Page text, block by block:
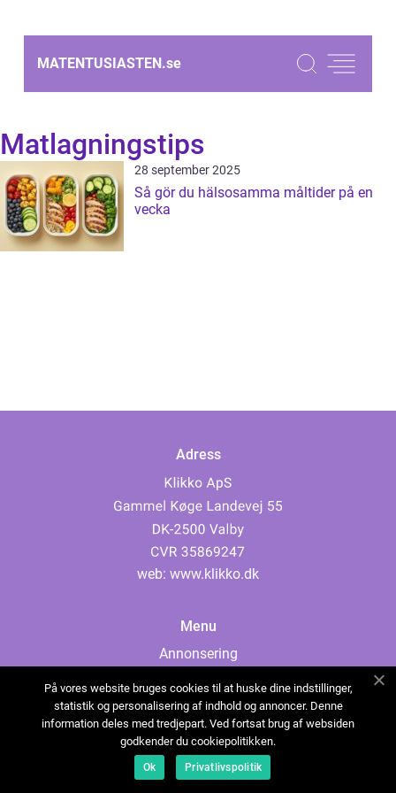
MATENTUSIASTEN.se
Matlagningstips
28 september 2025
Så gör du hälsosamma måltider på en
vecka
Adress
web: www.klikko.dk
Menu
Annonsering
Cookies
Kontakta oss
Sitemap
På vores website bruges cookies til at huske dine indstillinger,
statistik og personalisering af indhold og annoncer. Denne
information deles med tredjepart. Ved fortsat brug af websiden
godkender du cookiepolitikken.
Ok Privatlivspolitik